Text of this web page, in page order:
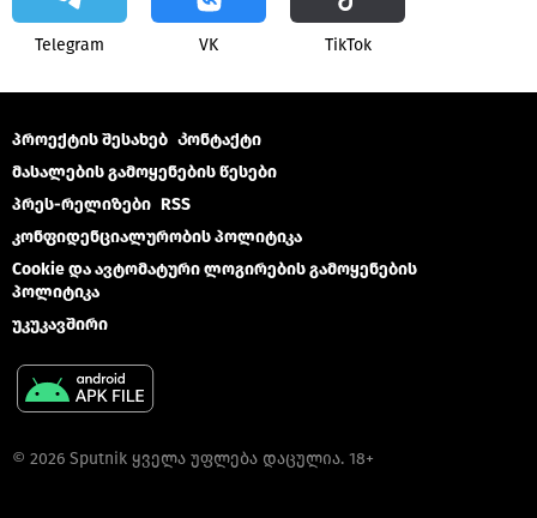
Telegram VK ТikТоk
პროექტის შესახებ Კონტაქტი
მასალების გამოყენების წესები
პრეს-რელიზები RSS
კონფიდენციალურობის პოლიტიკა
Cookie და ავტომატური ლოგირების გამოყენების
პოლიტიკა
უკუკავშირი
© 2026 Sputnik ყველა უფლება დაცულია. 18+